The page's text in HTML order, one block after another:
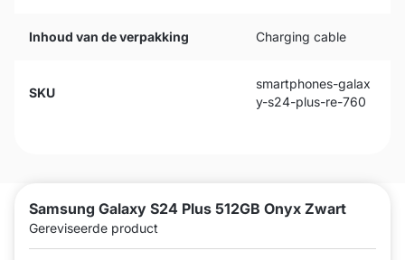
Samsung Galaxy S24 Plus 512GB Onyx Zwart
Gereviseerde product
Inhoud van de verpakking Charging cable
SKU
smartphones-galax
y-s24-plus-re-760